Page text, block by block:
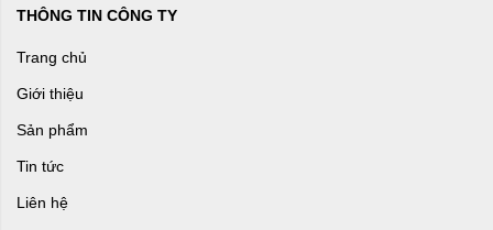
THÔNG TIN CÔNG TY
Trang chủ
Giới thiệu
Sản phẩm
Tin tức
Liên hệ